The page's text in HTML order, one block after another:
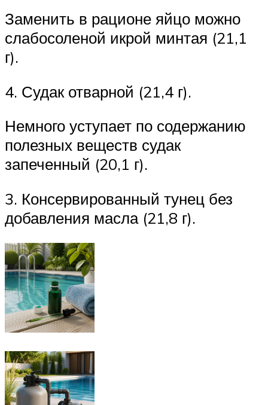
Заменить в рационе яйцо можно
слабосоленой икрой минтая (21,1
г).
4. Судак отварной (21,4 г).
Немного уступает по содержанию
полезных веществ судак
запеченный (20,1 г).
3. Консервированный тунец без
добавления масла (21,8 г).